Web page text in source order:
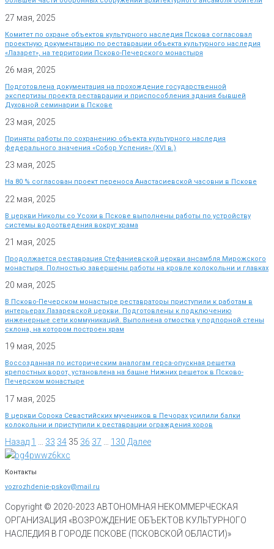
27 мая, 2025
Комитет по охране объектов культурного наследия Пскова согласовал
проектную документацию по реставрации объекта культурного наследия
«Лазарет», на территории Псково-Печерского монастыря
26 мая, 2025
Подготовлена документация на прохождение государственной
экспертизы проекта реставрации и приспособления здания бывшей
Духовной семинарии в Пскове
23 мая, 2025
Приняты работы по сохранению объекта культурного наследия
федерального значения «Собор Успения» (XVI в.)
23 мая, 2025
На 80 % согласован проект переноса Анастасиевской часовни в Пскове
22 мая, 2025
В церкви Николы со Усохи в Пскове выполнены работы по устройству
системы водоотведения вокруг храма
21 мая, 2025
Продолжается реставрация Стефаниевской церкви ансамбля Мирожского
монастыря. Полностью завершены работы на кровле колокольни и главках
20 мая, 2025
В Псково-Печерском монастыре реставраторы приступили к работам в
интерьерах Лазаревской церкви. Подготовлены к подключению
инженерные сети коммуникаций. Выполнена отмостка у подпорной стены
склона, на котором построен храм
19 мая, 2025
Воссозданная по историческим аналогам герса-опускная решетка
крепостных ворот, установлена на башне Нижних решеток в Псково-
Печерском монастыре
17 мая, 2025
В церкви Сорока Севастийских мучеников в Печорах усилили балки
колокольни и приступили к реставрации ограждения хоров
Назад 1 33 34 35 36 37 130 Далее
Контакты
vozrozhdenie-pskov@mail.ru
Copyright © 2020-2023 АВТОНОМНАЯ НЕКОММЕРЧЕСКАЯ
ОРГАНИЗАЦИЯ «ВОЗРОЖДЕНИЕ ОБЪЕКТОВ КУЛЬТУРНОГО
НАСЛЕДИЯ В ГОРОДЕ ПСКОВЕ (ПСКОВСКОЙ ОБЛАСТИ)»